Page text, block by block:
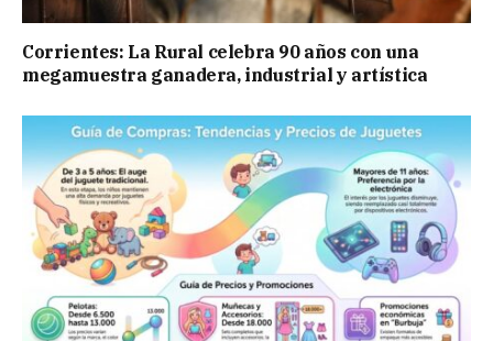
Corrientes: La Rural celebra 90 años con una
megamuestra ganadera, industrial y artística